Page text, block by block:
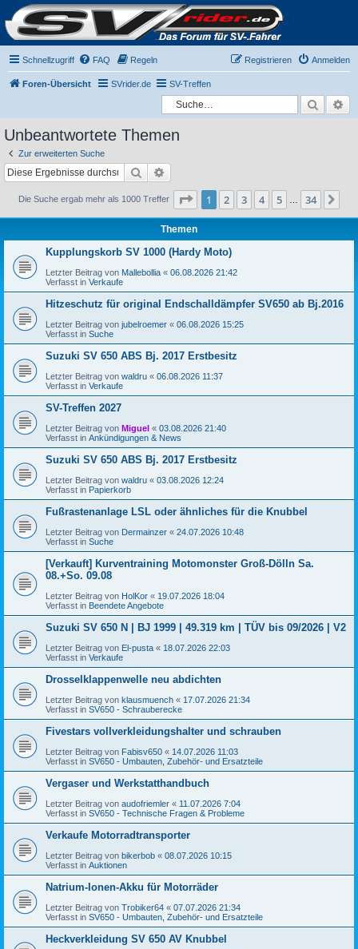
Schnellzugriff FAQ Regeln Anmelden
Registrieren
Foren-Übersicht SVrider.de SV-Treffen
Suche
Unbeantwortete Themen
Zur erweiterten Suche
Suche
Die Suche ergab mehr als 1000 Treffer Seite 1von 34
1 2 3 4 5 34
Themen
Kupplungskorb SV 1000 (Hardy Moto)
Letzter Beitrag von Mallebollia « 06.08.2026 21:42
Verfasst in Verkaufe
Hitzeschutz für original Endschalldämpfer SV650 ab Bj.2016
Letzter Beitrag von jubelroemer « 06.08.2026 15:25
Verfasst in Suche
Suzuki SV 650 ABS Bj. 2017 Erstbesitz
Letzter Beitrag von waldru « 06.08.2026 11:37
Verfasst in Verkaufe
SV-Treffen 2027
Letzter Beitrag von Miguel « 03.08.2026 21:40
Verfasst in Ankündigungen & News
Suzuki SV 650 ABS Bj. 2017 Erstbesitz
Letzter Beitrag von waldru « 03.08.2026 12:24
Verfasst in Papierkorb
Fußrastenanlage LSL oder ähnliches für die Knubbel
Letzter Beitrag von Dermainzer « 24.07.2026 10:48
Verfasst in Suche
[Verkauft] Kurventraining Motomonster Groß-Dölln Sa.
08.+So. 09.08
Letzter Beitrag von HolKor « 19.07.2026 18:04
Verfasst in Beendete Angebote
Suzuki SV 650 N | BJ 1999 | 49.319 km | TÜV bis 09/2026 | V2
Letzter Beitrag von El-pusta « 18.07.2026 22:03
Verfasst in Verkaufe
Drosselklappenwelle neu abdichten
Letzter Beitrag von klausmuench « 17.07.2026 21:34
Verfasst in SV650 - Schrauberecke
Fivestars vollverkleidungshalter und schrauben
Letzter Beitrag von Fabisv650 « 14.07.2026 11:03
Verfasst in SV650 - Umbauten, Zubehör- und Ersatzteile
Vergaser und Werkstatthandbuch
Letzter Beitrag von audofriemler « 11.07.2026 7:04
Verfasst in SV650 - Technische Fragen & Probleme
Verkaufe Motorradtransporter
Letzter Beitrag von bikerbob « 08.07.2026 10:15
Verfasst in Auktionen
Natrium-Ionen-Akku für Motorräder
Letzter Beitrag von Trobiker64 « 07.07.2026 21:34
Verfasst in SV650 - Umbauten, Zubehör- und Ersatzteile
Heckverkleidung SV 650 AV Knubbel